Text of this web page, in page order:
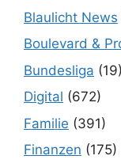
Blaulicht News
Boulevard &
Bundesliga (19)
Digital (672)
Familie (391)
Finanzen (175)